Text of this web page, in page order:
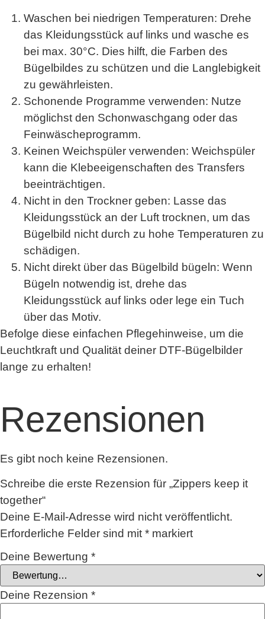
Waschen bei niedrigen Temperaturen: Drehe
das Kleidungsstück auf links und wasche es
bei max. 30°C. Dies hilft, die Farben des
Bügelbildes zu schützen und die Langlebigkeit
zu gewährleisten.
Schonende Programme verwenden: Nutze
möglichst den Schonwaschgang oder das
Feinwäscheprogramm.
Keinen Weichspüler verwenden: Weichspüler
kann die Klebeeigenschaften des Transfers
beeinträchtigen.
Nicht in den Trockner geben: Lasse das
Kleidungsstück an der Luft trocknen, um das
Bügelbild nicht durch zu hohe Temperaturen zu
schädigen.
Nicht direkt über das Bügelbild bügeln: Wenn
Bügeln notwendig ist, drehe das
Kleidungsstück auf links oder lege ein Tuch
über das Motiv.
Befolge diese einfachen Pflegehinweise, um die
Leuchtkraft und Qualität deiner DTF-Bügelbilder
lange zu erhalten!
Rezensionen
Es gibt noch keine Rezensionen.
Schreibe die erste Rezension für „Zippers keep it
together“
Deine E-Mail-Adresse wird nicht veröffentlicht.
Erforderliche Felder sind mit * markiert
Deine Bewertung *
Deine Rezension *